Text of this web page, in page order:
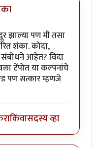
झाल्या पण मी तसा
शंका. कोदा,
आहेत? विदा
टेंपोत या कल्पनांचे
पण सत्कार म्हणजे
किंवासदस्य व्हा